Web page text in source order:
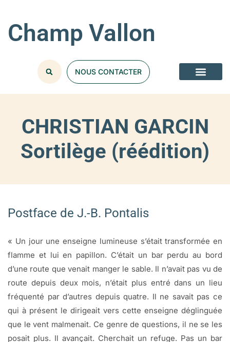
Champ Vallon
NOUS CONTACTER
CHRISTIAN GARCIN
Sortilège (réédition)
Postface de J.-B. Pontalis
« Un jour une enseigne lumineuse s’était transformée en
flamme et lui en papillon. C’était un bar perdu au bord
d’une route que venait manger le sable. Il n’avait pas vu de
route depuis deux mois, n’était plus entré dans un lieu
fréquenté par d’autres depuis quatre. Il ne savait pas ce
qui à présent le dirigeait vers cette enseigne déglinguée
que le vent malmenait. Ce genre de questions, il ne se les
posait plus. Il avançait. Cherchait un refuge. Pas un bar